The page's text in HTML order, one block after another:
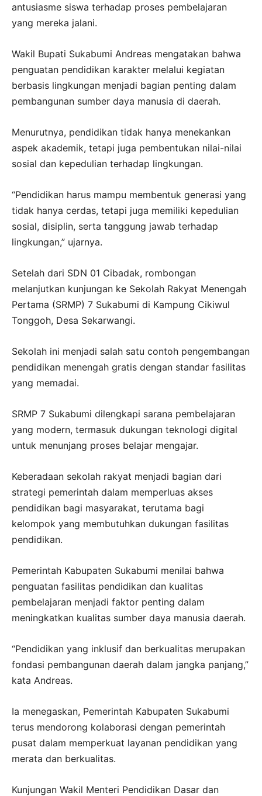
antusiasme siswa terhadap proses pembelajaran
yang mereka jalani.
Wakil Bupati Sukabumi Andreas mengatakan bahwa
penguatan pendidikan karakter melalui kegiatan
berbasis lingkungan menjadi bagian penting dalam
pembangunan sumber daya manusia di daerah.
Menurutnya, pendidikan tidak hanya menekankan
aspek akademik, tetapi juga pembentukan nilai-nilai
sosial dan kepedulian terhadap lingkungan.
“Pendidikan harus mampu membentuk generasi yang
tidak hanya cerdas, tetapi juga memiliki kepedulian
sosial, disiplin, serta tanggung jawab terhadap
lingkungan,” ujarnya.
Setelah dari SDN 01 Cibadak, rombongan
melanjutkan kunjungan ke Sekolah Rakyat Menengah
Pertama (SRMP) 7 Sukabumi di Kampung Cikiwul
Tonggoh, Desa Sekarwangi.
Sekolah ini menjadi salah satu contoh pengembangan
pendidikan menengah gratis dengan standar fasilitas
yang memadai.
SRMP 7 Sukabumi dilengkapi sarana pembelajaran
yang modern, termasuk dukungan teknologi digital
untuk menunjang proses belajar mengajar.
Keberadaan sekolah rakyat menjadi bagian dari
strategi pemerintah dalam memperluas akses
pendidikan bagi masyarakat, terutama bagi
kelompok yang membutuhkan dukungan fasilitas
pendidikan.
Pemerintah Kabupaten Sukabumi menilai bahwa
penguatan fasilitas pendidikan dan kualitas
pembelajaran menjadi faktor penting dalam
meningkatkan kualitas sumber daya manusia daerah.
“Pendidikan yang inklusif dan berkualitas merupakan
fondasi pembangunan daerah dalam jangka panjang,”
kata Andreas.
Ia menegaskan, Pemerintah Kabupaten Sukabumi
terus mendorong kolaborasi dengan pemerintah
pusat dalam memperkuat layanan pendidikan yang
merata dan berkualitas.
Kunjungan Wakil Menteri Pendidikan Dasar dan